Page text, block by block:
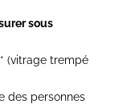
sous
(vitrage trempé
des personnes